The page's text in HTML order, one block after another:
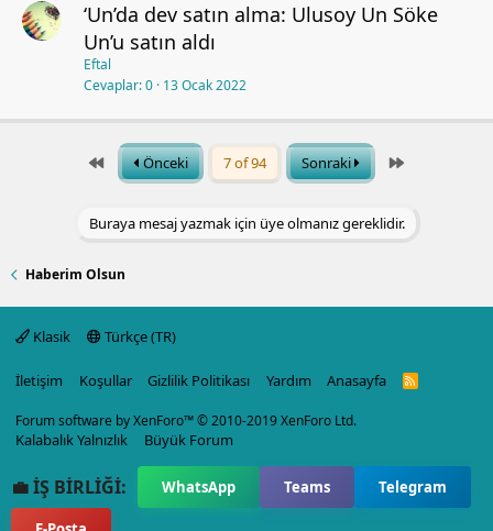
‘Un’da dev satın alma: Ulusoy Un Söke
Un’u satın aldı
Eftal
Cevaplar 0 13 Ocak 2022
First Önceki 7 of 94 Sonraki Last
Buraya mesaj yazmak için üye olmanız gereklidir.
Haberim Olsun
Klasik Türkçe (TR)
İletişim Koşullar Gizlilik Politikası Yardım Anasayfa
R
Forum software by XenForo™© 2010-2019 XenForo Ltd.
Kalabalık Yalnızlık Büyük Forum
💼 İŞ BİRLİĞİ: WhatsApp Teams Telegram